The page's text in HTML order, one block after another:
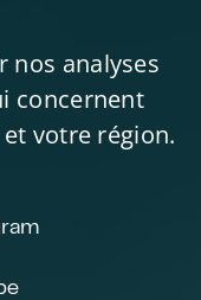
nos analyses
concernent
votre région.